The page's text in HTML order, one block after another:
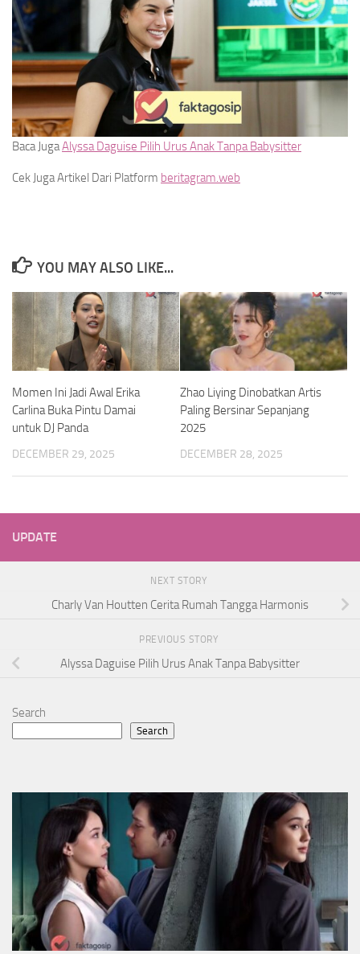
Baca JugaAlyssa Daguise Pilih Urus Anak Tanpa Babysitter
Cek Juga Artikel Dari Platform beritagram.web
YOU MAY ALSO LIKE...
Momen Ini Jadi Awal Erika
Carlina Buka Pintu Damai
untuk DJ Panda
DECEMBER 29, 2025
Zhao Liying Dinobatkan Artis
Paling Bersinar Sepanjang
2025
DECEMBER 28, 2025
UPDATE
NEXT STORY
Charly Van Houtten Cerita Rumah Tangga Harmonis
PREVIOUS STORY
Alyssa Daguise Pilih Urus Anak Tanpa Babysitter
Search
Search